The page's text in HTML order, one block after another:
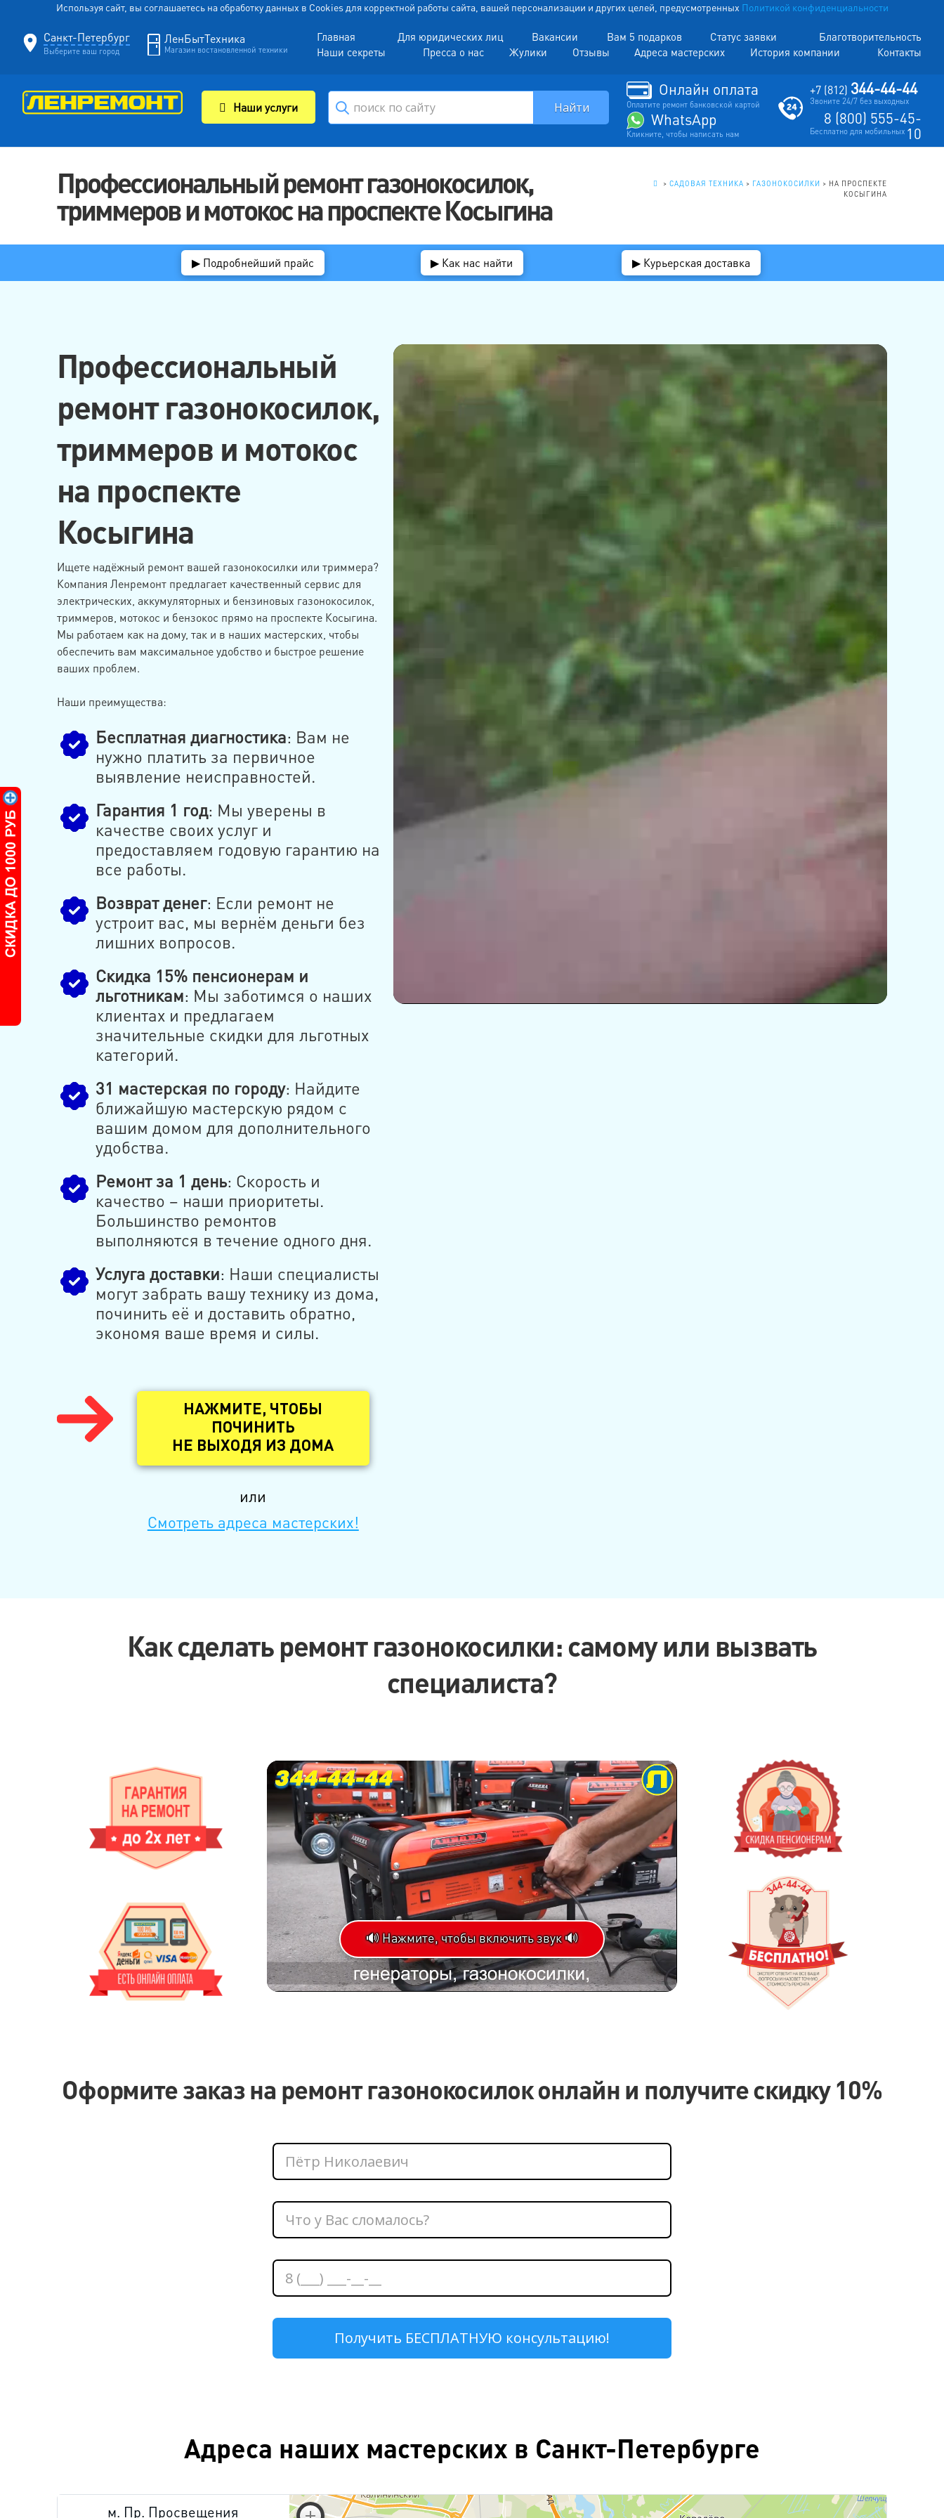
Используя сайт, вы соглашаетесь на обработку данных в Cookies для корректной работы сайта, вашей персонализации и других целей, предусмотренных Политикой конфиденциальности
Санкт-Петербург
Выберите ваш город
ЛенБытТехника
Магазин востановленной техники
Главная Для юридических лиц Вакансии Вам 5 подарков Статус заявки
Благотворительность
Наши секреты
Пресса о нас Жулики Отзывы Адреса мастерских История компании Контакты
Наши услуги
Онлайн оплата
Оплатите ремонт банковской картой
WhatsApp
Кликните, чтобы написать нам
+7 (812) 344-44-44
Звоните 24/7 без выходных
8 (800) 555-45-
10
Бесплатно для мобильных
Профессиональный ремонт газонокосилок,
триммеров и мотокос на проспекте Косыгина
> САДОВАЯ ТЕХНИКА > ГАЗОНОКОСИЛКИ > НА ПРОСПЕКТЕ
КОСЫГИНА
▶ Подробнейший прайс ▶ Как нас найти ▶ Курьерская доставка
Профессиональный
ремонт газонокосилок,
триммеров и мотокос
на проспекте
Косыгина
Ищете надёжный ремонт вашей газонокосилки или триммера?
Компания Ленремонт предлагает качественный сервис для
электрических, аккумуляторных и бензиновых газонокосилок,
триммеров, мотокос и бензокос прямо на проспекте Косыгина.
Мы работаем как на дому, так и в наших мастерских, чтобы
обеспечить вам максимальное удобство и быстрое решение
ваших проблем.
Наши преимущества:
Бесплатная диагностика: Вам не
нужно платить за первичное
выявление неисправностей.
Гарантия 1 год: Мы уверены в
качестве своих услуг и
предоставляем годовую гарантию на
все работы.
Возврат денег: Если ремонт не
устроит вас, мы вернём деньги без
лишних вопросов.
Скидка 15% пенсионерам и
льготникам: Мы заботимся о наших
клиентах и предлагаем
значительные скидки для льготных
категорий.
31 мастерская по городу: Найдите
ближайшую мастерскую рядом с
вашим домом для дополнительного
удобства.
Ремонт за 1 день: Скорость и
качество – наши приоритеты.
Большинство ремонтов
выполняются в течение одного дня.
Услуга доставки: Наши специалисты
могут забрать вашу технику из дома,
починить её и доставить обратно,
экономя ваше время и силы.
НАЖМИТЕ, ЧТОБЫ
ПОЧИНИТЬ
НЕ ВЫХОДЯ ИЗ ДОМА
или
Смотреть адреса мастерских!
Как сделать ремонт газонокосилки: самому или вызвать
специалиста?
Loaded:
0%
Progress:
0%
Оставшееся
🔊 Нажмите, чтобы включить звук 🔊
Оформите заказ на ремонт газонокосилок онлайн и получите скидку 10%
Адреса наших мастерских в Санкт-Петербурге
м. Пр. Просвещения